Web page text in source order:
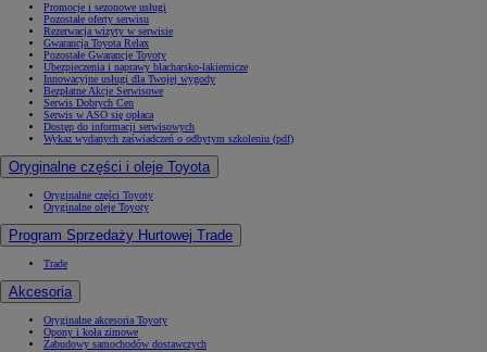
Promocje i sezonowe usługi
Pozostałe oferty serwisu
Rezerwacja wizyty w serwisie
Gwarancja Toyota Relax
Pozostałe Gwarancje Toyoty
Ubezpieczenia i naprawy blacharsko-lakiernicze
Innowacyjne usługi dla Twojej wygody
Bezpłatne Akcje Serwisowe
Serwis Dobrych Cen
Serwis w ASO się opłaca
Dostęp do informacji serwisowych
Wykaz wydanych zaświadczeń o odbytym szkoleniu (pdf)
Oryginalne części i oleje Toyota
Oryginalne części Toyoty
Oryginalne oleje Toyoty
Program Sprzedaży Hurtowej Trade
Trade
Akcesoria
Oryginalne akcesoria Toyoty
Opony i koła zimowe
Zabudowy samochodów dostawczych